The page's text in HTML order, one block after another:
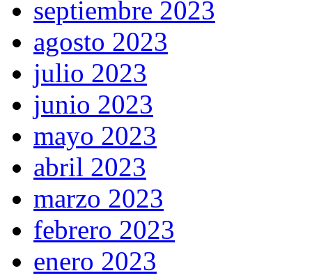
septiembre 2023
agosto 2023
julio 2023
junio 2023
mayo 2023
abril 2023
marzo 2023
febrero 2023
enero 2023